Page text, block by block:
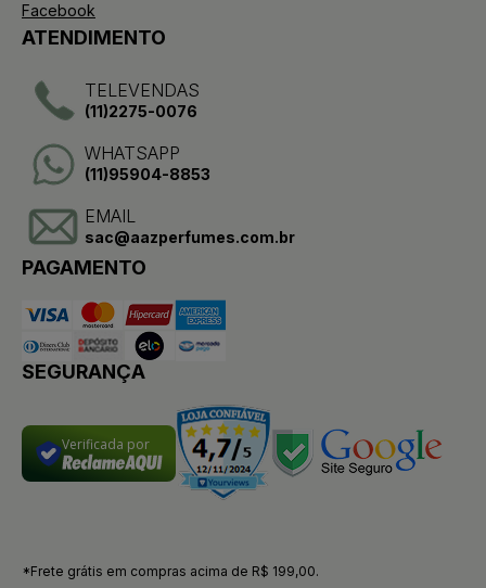
Facebook
ATENDIMENTO
TELEVENDAS
(11)2275-0076
WHATSAPP
(11)95904-8853
EMAIL
sac@aazperfumes.com.br
PAGAMENTO
SEGURANÇA
Verificada por
*Frete grátis em compras acima de R$ 199,00.